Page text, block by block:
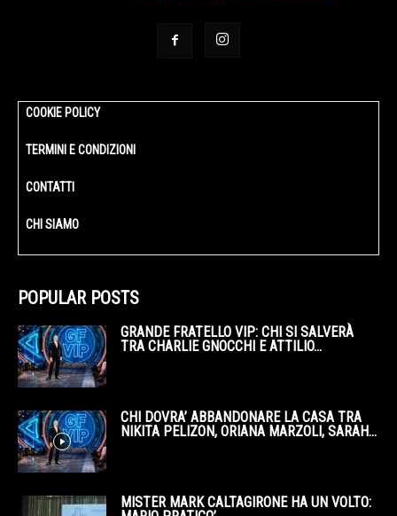
COOKIE POLICY
TERMINI E CONDIZIONI
CONTATTI
CHI SIAMO
POPULAR POSTS
GRANDE FRATELLO VIP: CHI SI SALVERÀ
TRA CHARLIE GNOCCHI E ATTILIO...
CHI DOVRA’ ABBANDONARE LA CASA TRA
NIKITA PELIZON, ORIANA MARZOLI, SARAH...
MISTER MARK CALTAGIRONE HA UN VOLTO: